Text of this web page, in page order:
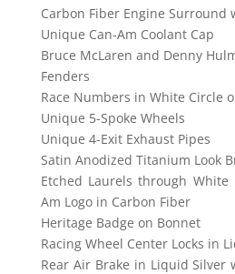
Carbon Fiber Engine Surround
Unique Can-Am Coolant Cap
Bruce McLaren and Denny
Fenders
Race Numbers in White Circle
Unique 5-Spoke Wheels
Unique 4-Exit Exhaust Pipes
Satin Anodized Titanium Look
Etched Laurels through White
Am Logo in Carbon Fiber
Heritage Badge on Bonnet
Racing Wheel Center Locks in
Rear Air Brake in Liquid Silver